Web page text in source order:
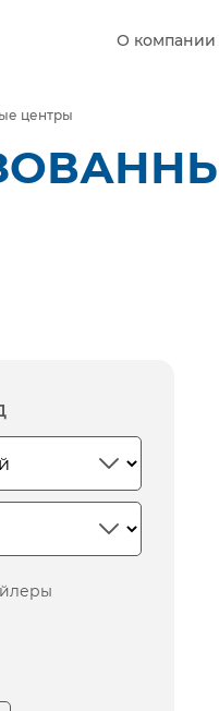
О компании
центры